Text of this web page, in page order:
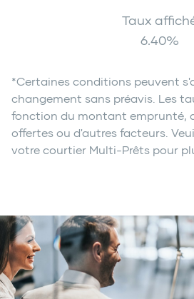
Taux
6.40%
*Certaines conditions peuvent
changement sans préavis. Les
fonction du montant emprunté,
offertes ou d'autres facteurs.
votre courtier Multi-Prêts pour